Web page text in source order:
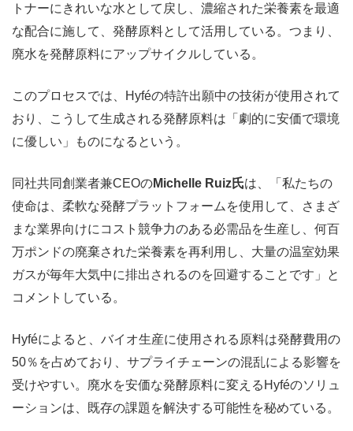
トナーにきれいな水として戻し、濃縮された栄養素を最適
な配合に施して、発酵原料として活用している。つまり、
廃水を発酵原料にアップサイクルしている。
このプロセスでは、Hyféの特許出願中の技術が使用されて
おり、こうして生成される発酵原料は「劇的に安価で環境
に優しい」ものになるという。
同社共同創業者兼CEOのMichelle Ruiz氏は、「私たちの
使命は、柔軟な発酵プラットフォームを使用して、さまざ
まな業界向けにコスト競争力のある必需品を生産し、何百
万ポンドの廃棄された栄養素を再利用し、大量の温室効果
ガスが毎年大気中に排出されるのを回避することです」と
コメントしている。
Hyféによると、バイオ生産に使用される原料は発酵費用の
50％を占めており、サプライチェーンの混乱による影響を
受けやすい。廃水を安価な発酵原料に変えるHyféのソリュ
ーションは、既存の課題を解決する可能性を秘めている。